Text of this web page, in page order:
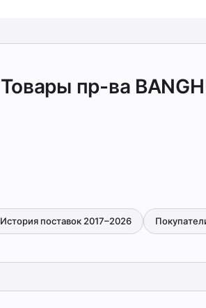
Товары пр-ва
История поставок 2017–2026